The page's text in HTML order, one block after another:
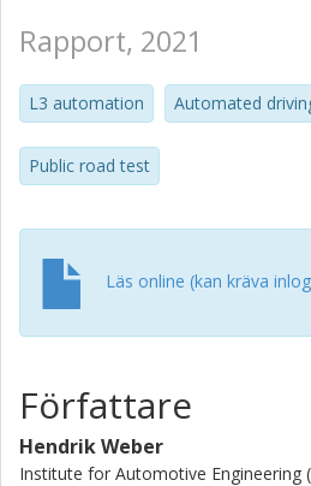
Rapport, 2021
L3 automation Automated
Public road test
Läs online (kan kräva
Författare
Hendrik Weber
Institute for Automotive Engineering